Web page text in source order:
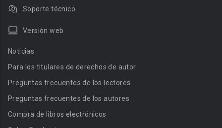
Soporte técnico
Versión web
Noticias
Para los titulares de derechos de autor
Preguntas frecuentes de los lectores
Preguntas frecuentes de los autores
Compra de libros electrónicos